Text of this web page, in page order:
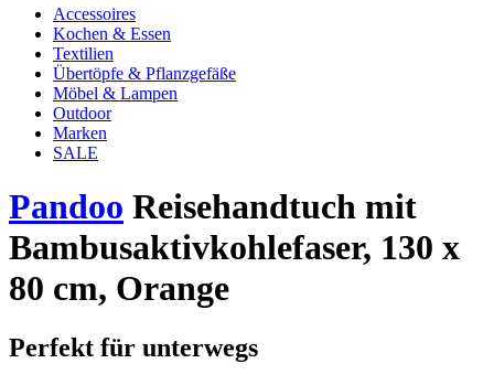
Accessoires
Kochen & Essen
Textilien
Übertöpfe & Pflanzgefäße
Möbel & Lampen
Outdoor
Marken
SALE
Pandoo Reisehandtuch mit
Bambusaktivkohlefaser, 130 x
80 cm, Orange
Perfekt für unterwegs